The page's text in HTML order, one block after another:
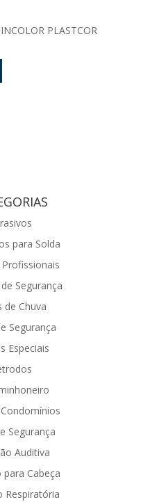
PLASTCOR
para Solda
Segurança
de Chuva
Segurança
Especiais
Segurança
Auditiva
Cabeça
Respiratória